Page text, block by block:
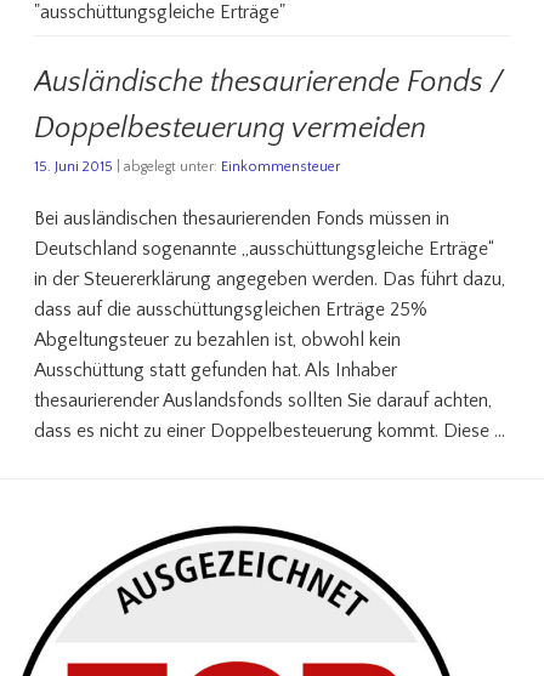
"ausschüttungsgleiche Erträge"
Ausländische thesaurierende Fonds /
Doppelbesteuerung vermeiden
15. Juni 2015 | abgelegt unter: Einkommensteuer
Bei ausländischen thesaurierenden Fonds müssen in
Deutschland sogenannte „ausschüttungsgleiche Erträge“
in der Steuererklärung angegeben werden. Das führt dazu,
dass auf die ausschüttungsgleichen Erträge 25%
Abgeltungsteuer zu bezahlen ist, obwohl kein
Ausschüttung statt gefunden hat. Als Inhaber
thesaurierender Auslandsfonds sollten Sie darauf achten,
dass es nicht zu einer Doppelbesteuerung kommt. Diese …